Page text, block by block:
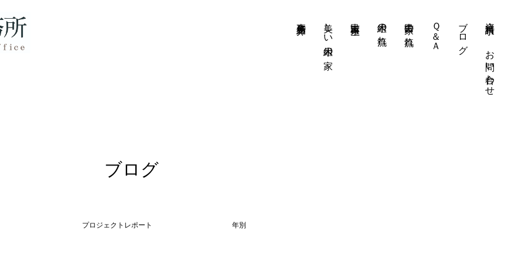
美しい木組の家 木組の流れ 古民家の流れ Ｑ＆Ａ ブログ
お問い合わせ
ブログ
プロジェクトレポート 年別